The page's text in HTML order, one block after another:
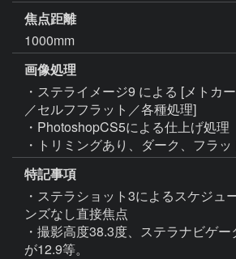
焦点距離
1000mm
画像処理
・ステライメージ9 による [メトカ
／セルフフラット／各種処理]
・PhotoshopCS5による仕上げ処理
・トリミングあり、ダーク、フラッ
特記事項
・ステラショット3によるスケジュ
ンズなし直接焦点
・撮影高度38.3度、ステラナビゲ
が12.9等。